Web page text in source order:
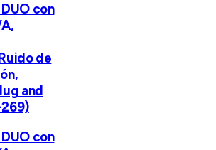
con
de
and
con